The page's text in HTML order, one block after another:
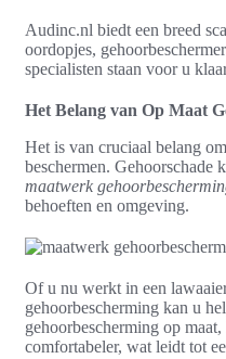
Audinc.nl biedt een breed
oordopjes,
specialisten staan voor u
Het Belang van Op Maat
Het is van cruciaal belang
beschermen. Gehoorschade
maatwerk
behoeften en omgeving.
Of u nu werkt in een
gehoorbescherming kan u
gehoorbescherming op
comfortabeler, wat leidt tot